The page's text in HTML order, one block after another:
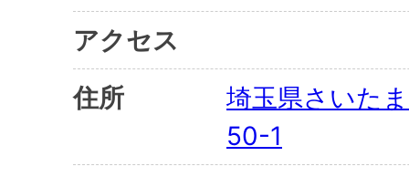
アクセス
住所
埼玉県さいた
50-1